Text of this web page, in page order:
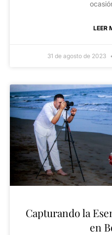
LEER
31 de agosto de 2023
Capturando la
en